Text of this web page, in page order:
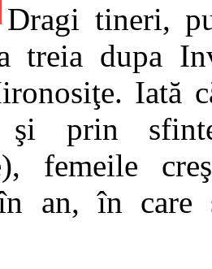
Dragi tineri,
treia dupa
Iată
şi prin
femeile
an, în